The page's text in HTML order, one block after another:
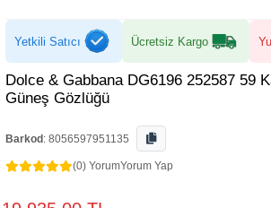
Yetkili Satıcı Ücretsiz Kargo
Dolce & Gabbana DG6196 252587 59
Güneş Gözlüğü
Barkod : 8056597951135
(0) YorumYorum Yap